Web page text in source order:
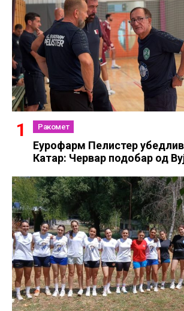
Ракомет
Еурофарм Пелистер
Катар: Червар подобар од